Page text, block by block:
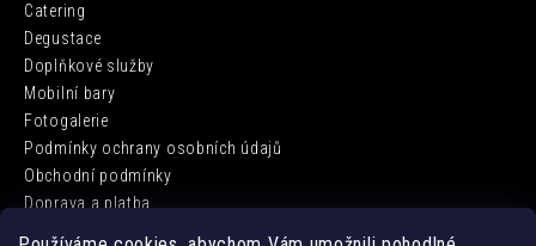
Catering
Degustace
Doplňkové služby
Mobilní bary
Fotogalerie
Podmínky ochrany osobních údajů
Obchodní podmínky
Doprava a platba